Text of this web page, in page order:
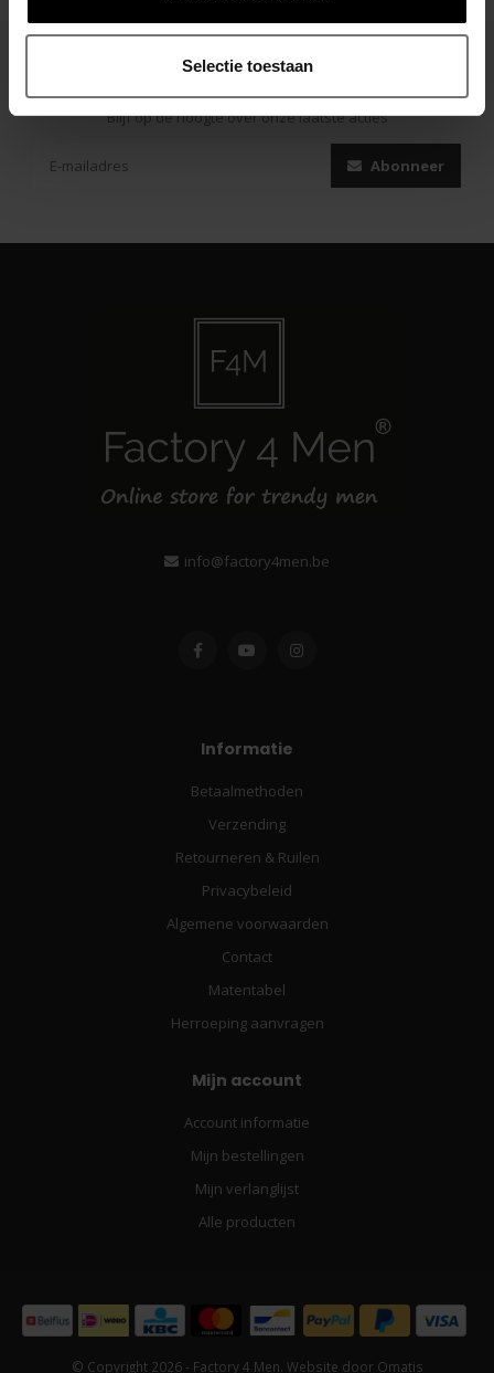
Selectie toestaan
Blijf op de hoogte over onze laatste acties
Abonneer
info@factory4men.be
Informatie
Betaalmethoden
Verzending
Retourneren & Ruilen
Privacybeleid
Algemene voorwaarden
Contact
Matentabel
Herroeping aanvragen
Mijn account
Account informatie
Mijn bestellingen
Mijn verlanglijst
Alle producten
© Copyright 2026 - Factory 4 Men. Website door Omatis